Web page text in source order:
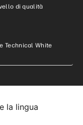
di qualità
Technical White
la lingua